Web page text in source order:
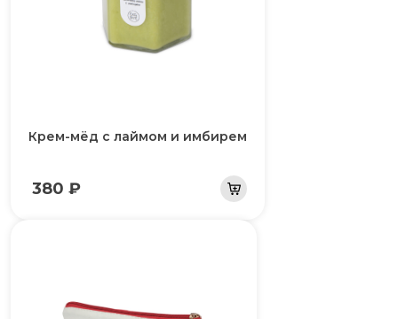
Крем-мёд с лаймом и имбирем
380 ₽